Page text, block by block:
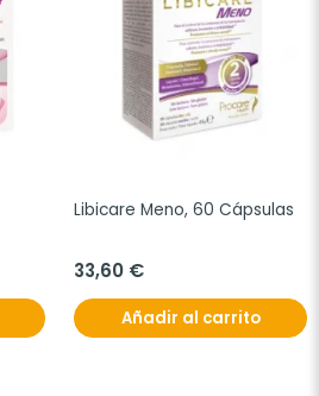
Libicare Meno, 60 Cápsulas
33,60 €
Añadir al carrito